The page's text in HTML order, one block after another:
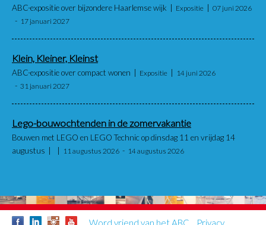
ABC-expositie over bijzondere Haarlemse wijk Expositie
07 juni 2026
17 januari 2027
Klein, Kleiner, Kleinst
ABC-expositie over compact wonen Expositie
14 juni 2026
31 januari 2027
Lego-bouwochtenden in de zomervakantie
Bouwen met LEGO en LEGO Technic op dinsdag 11 en vrijdag 14
augustus
11 augustus 2026 14 augustus 2026
Word vriend van het ABC Privacy